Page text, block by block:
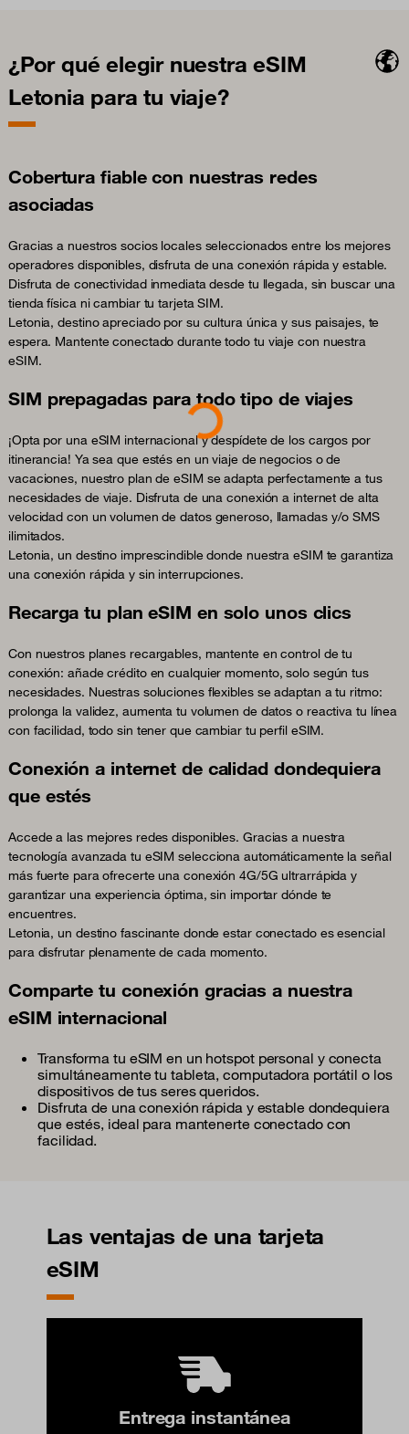
¿Por qué elegir nuestra eSIM
Letonia para tu viaje?
Cobertura fiable con nuestras redes
asociadas
Gracias a nuestros socios locales seleccionados entre los mejores
operadores disponibles, disfruta de una conexión rápida y estable.
Disfruta de conectividad inmediata desde tu llegada, sin buscar una
tienda física ni cambiar tu tarjeta SIM.
Letonia, destino apreciado por su cultura única y sus paisajes, te
espera. Mantente conectado durante todo tu viaje con nuestra
eSIM.
SIM prepagadas para todo tipo de viajes
¡Opta por una eSIM internacional y despídete de los cargos por
itinerancia! Ya sea que estés en un viaje de negocios o de
vacaciones, nuestro plan de eSIM se adapta perfectamente a tus
necesidades de viaje. Disfruta de una conexión a internet de alta
velocidad con un volumen de datos generoso, llamadas y/o SMS
ilimitados.
Letonia, un destino imprescindible donde nuestra eSIM te garantiza
una conexión rápida y sin interrupciones.
Recarga tu plan eSIM en solo unos clics
Con nuestros planes recargables, mantente en control de tu
conexión: añade crédito en cualquier momento, solo según tus
necesidades. Nuestras soluciones flexibles se adaptan a tu ritmo:
prolonga la validez, aumenta tu volumen de datos o reactiva tu línea
con facilidad, todo sin tener que cambiar tu perfil eSIM.
Conexión a internet de calidad dondequiera
que estés
Accede a las mejores redes disponibles. Gracias a nuestra
tecnología avanzada tu eSIM selecciona automáticamente la señal
más fuerte para ofrecerte una conexión 4G/5G ultrarrápida y
garantizar una experiencia óptima, sin importar dónde te
encuentres.
Letonia, un destino fascinante donde estar conectado es esencial
para disfrutar plenamente de cada momento.
Comparte tu conexión gracias a nuestra
eSIM internacional
Transforma tu eSIM en un hotspot personal y conecta
simultáneamente tu tableta, computadora portátil o los
dispositivos de tus seres queridos.
Disfruta de una conexión rápida y estable dondequiera
que estés, ideal para mantenerte conectado con
facilidad.
Las ventajas de una tarjeta
eSIM
Entrega instantánea
Loading...